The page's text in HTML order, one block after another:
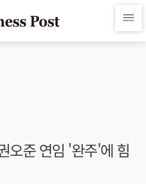
오준 연임 '완주'에 힘